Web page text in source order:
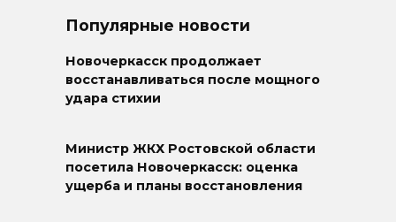
Популярные новости
Новочеркасск продолжает
восстанавливаться после мощного
удара стихии
Министр ЖКХ Ростовской области
посетила Новочеркасск: оценка
ущерба и планы восстановления